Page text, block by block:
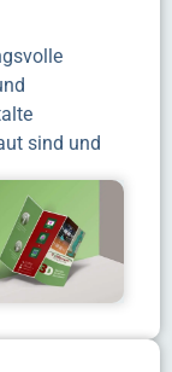
sind und